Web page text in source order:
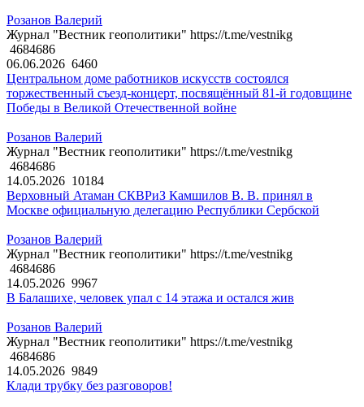
Розанов Валерий
Журнал "Вестник геополитики" https://t.me/vestnikg
4684686
06.06.2026 6460
Центральном доме работников искусств состоялся
торжественный съезд-концерт, посвящённый 81-й годовщине
Победы в Великой Отечественной войне
Розанов Валерий
Журнал "Вестник геополитики" https://t.me/vestnikg
4684686
14.05.2026 10184
Верховный Атаман СКВРиЗ Камшилов В. В. принял в
Москве официальную делегацию Республики Сербской
Розанов Валерий
Журнал "Вестник геополитики" https://t.me/vestnikg
4684686
14.05.2026 9967
В Балашихе, человек упал с 14 этажа и остался жив
Розанов Валерий
Журнал "Вестник геополитики" https://t.me/vestnikg
4684686
14.05.2026 9849
Клади трубку без разговоров!